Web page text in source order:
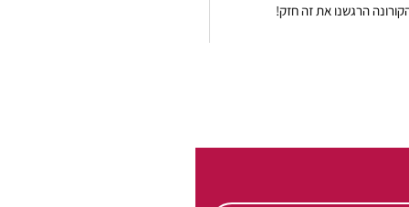
הרגשנו את זה חזק!